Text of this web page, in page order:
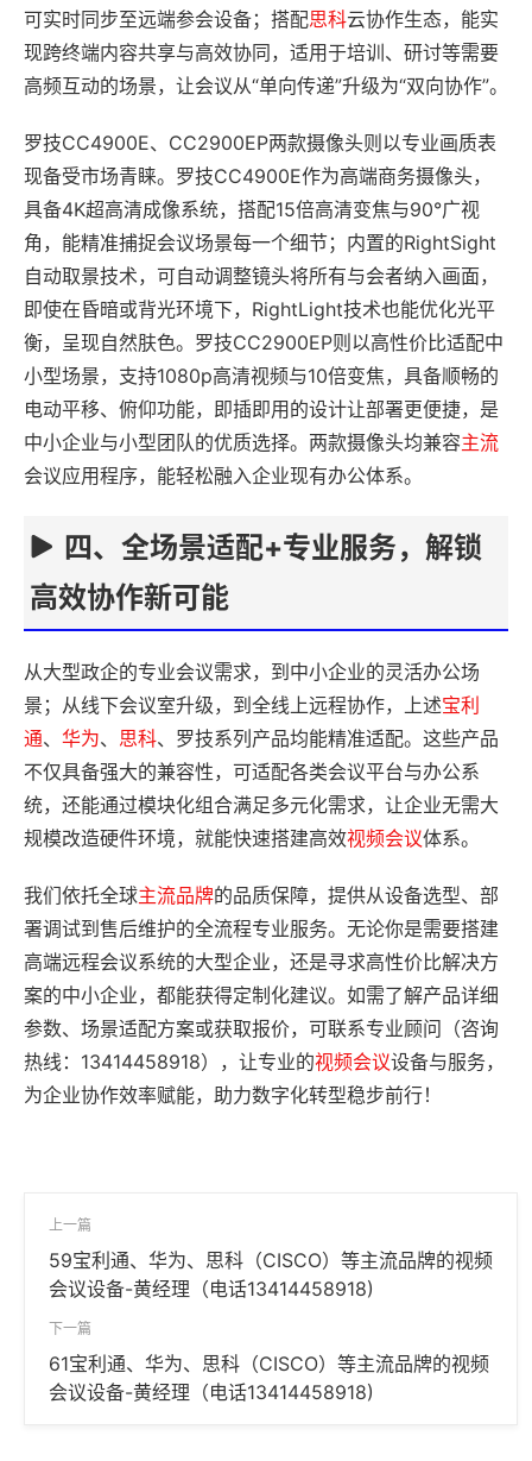
可实时同步至远端参会设备；搭配思科云协作生态，能实
现跨终端内容共享与高效协同，适用于培训、研讨等需要
高频互动的场景，让会议从“单向传递”升级为“双向协作”。
罗技CC4900E、CC2900EP两款摄像头则以专业画质表
现备受市场青睐。罗技CC4900E作为高端商务摄像头，
具备4K超高清成像系统，搭配15倍高清变焦与90°广视
角，能精准捕捉会议场景每一个细节；内置的RightSight
自动取景技术，可自动调整镜头将所有与会者纳入画面，
即使在昏暗或背光环境下，RightLight技术也能优化光平
衡，呈现自然肤色。罗技CC2900EP则以高性价比适配中
小型场景，支持1080p高清视频与10倍变焦，具备顺畅的
电动平移、俯仰功能，即插即用的设计让部署更便捷，是
中小企业与小型团队的优质选择。两款摄像头均兼容主流
会议应用程序，能轻松融入企业现有办公体系。
四、全场景适配+专业服务，解锁
高效协作新可能
从大型政企的专业会议需求，到中小企业的灵活办公场
景；从线下会议室升级，到全线上远程协作，上述宝利
通、 华为、 思科、罗技系列产品均能精准适配。这些产品
不仅具备强大的兼容性，可适配各类会议平台与办公系
统，还能通过模块化组合满足多元化需求，让企业无需大
规模改造硬件环境，就能快速搭建高效视频会议体系。
我们依托全球主流品牌的品质保障，提供从设备选型、部
署调试到售后维护的全流程专业服务。无论你是需要搭建
高端远程会议系统的大型企业，还是寻求高性价比解决方
案的中小企业，都能获得定制化建议。如需了解产品详细
参数、场景适配方案或获取报价，可联系专业顾问（咨询
热线：13414458918），让专业的视频会议设备与服务，
为企业协作效率赋能，助力数字化转型稳步前行！
上一篇
59宝利通、华为、思科（CISCO）等主流品牌的视频
会议设备-黄经理（电话13414458918)
下一篇
61宝利通、华为、思科（CISCO）等主流品牌的视频
会议设备-黄经理（电话13414458918)